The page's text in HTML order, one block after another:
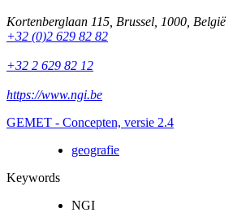
Kortenberglaan 115 Brussel 1000 België
+32 (0)2 629 82 82
+32 2 629 82 12
https://www.ngi.be
GEMET - Concepten, versie 2.4
geografie
Keywords
NGI